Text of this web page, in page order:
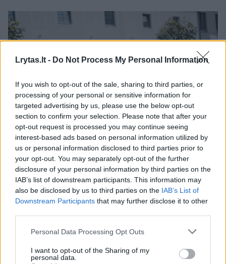
Lrytas.lt - Do Not Process My Personal Information
If you wish to opt-out of the sale, sharing to third parties, or
processing of your personal or sensitive information for
targeted advertising by us, please use the below opt-out
section to confirm your selection. Please note that after your
opt-out request is processed you may continue seeing
interest-based ads based on personal information utilized by
us or personal information disclosed to third parties prior to
your opt-out. You may separately opt-out of the further
disclosure of your personal information by third parties on the
IAB’s list of downstream participants. This information may
also be disclosed by us to third parties on the IAB’s List of
Downstream Participants that may further disclose it to other
Personal Data Processing Opt Outs
I want to opt-out of the Sharing of my
personal data.
Daugiau nuotraukų (20)
Midsummer šventiški pusryčiai.
Joana Suslavičiūtė nuotr.
Ketvirtąjį vakarą scenoje karaliaus viena
muzikos atlikėjų – Evgenya Redko. Festivaliui
ji kuria „Grand Show“ – programą su pilna